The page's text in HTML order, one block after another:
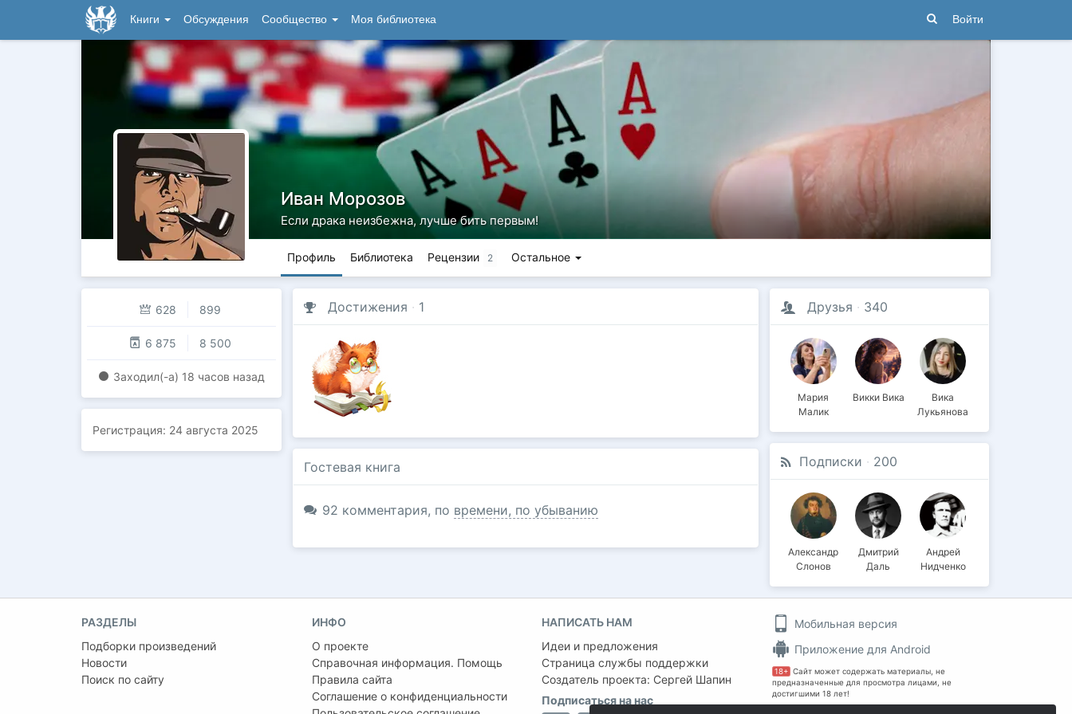
Книги Обсуждения Сообщество Моя библиотека Войти
Иван Морозов
Если драка неизбежна, лучше бить первым!
Профиль Библиотека Рецензии 2 Остальное
628 899
6 875 8 500
Заходил(-a) 18 часов назад
Регистрация: 24 августа 2025
Достижения · 1
Гостевая книга
92 комментария, по времени, по убыванию
Друзья · 340
Мария
Малик
Викки Вика
Вика
Лукьянова
Подписки · 200
Александр
Слонов
Дмитрий
Даль
Aндрей
Нидченко
РАЗДЕЛЫ
Подборки произведений
Новости
Поиск по сайту
ИНФО
О проекте
Справочная информация. Помощь
Правила сайта
Соглашение о конфиденциальности
НАПИСАТЬ НАМ
Идеи и предложения
Страница службы поддержки
Создатель проекта: Сергей Шапин
Подписаться на нас
Мобильная версия
Приложение для Android
18+ Сайт может содержать материалы, не
предназначенные для просмотра лицами, не
достигшими 18 лет!